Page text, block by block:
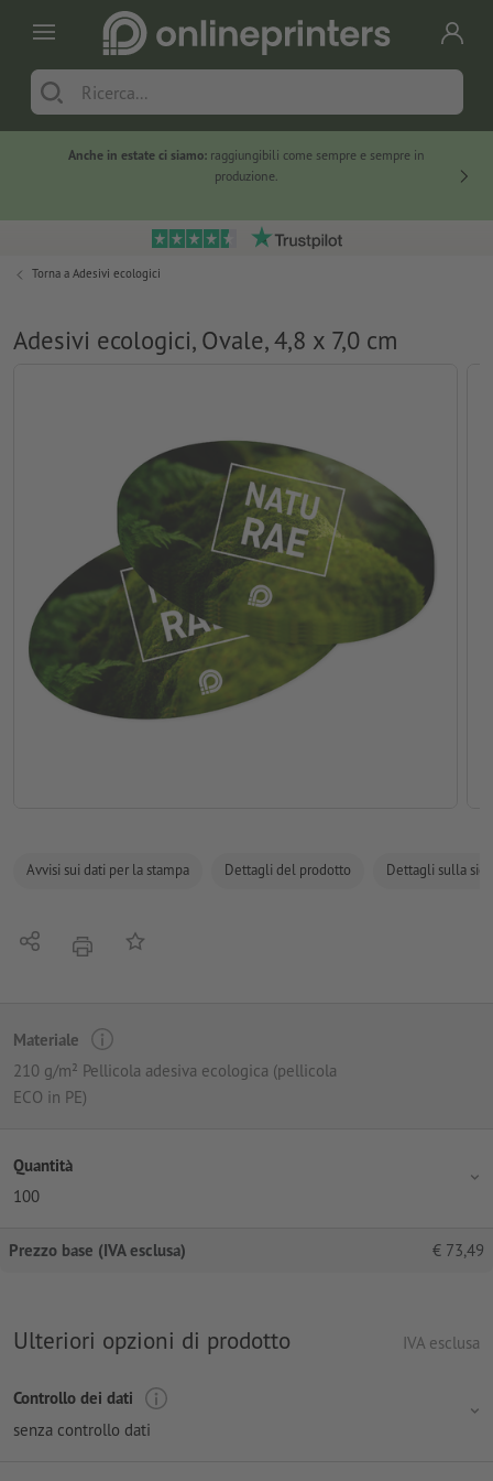
Anche in estate ci siamo: raggiungibili come sempre e sempre in
produzione.
Torna a Adesivi ecologici
Adesivi ecologici, Ovale, 4,8 x 7,0 cm
Avvisi sui dati per la stampa Dettagli del prodotto Dettagli sulla
Condividistamparealla lista preferiti
Materiale
210 g/m² Pellicola adesiva ecologica (pellicola
ECO in PE)
Quantità
100
Prezzo base (IVA esclusa) € 73,49
Ulteriori opzioni di prodotto IVA esclusa
Controllo dei dati
senza controllo dati